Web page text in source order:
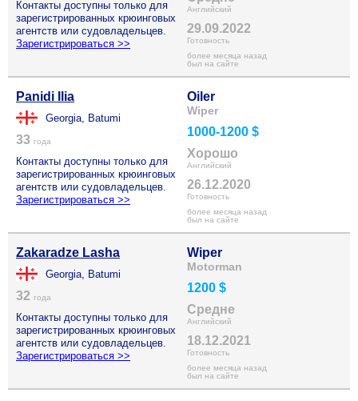
Контакты доступны только для
зарегистрированных крюинговых
агентств или судовладельцев.
Зарегистрироваться >>
Английский
29.09.2022
Готовность
более месяца назад
был на сайте
Panidi Ilia
Georgia, Batumi
33 года
Контакты доступны только для
зарегистрированных крюинговых
агентств или судовладельцев.
Зарегистрироваться >>
Oiler
Wiper
1000-1200 $
Хорошо
Английский
26.12.2020
Готовность
более месяца назад
был на сайте
Zakaradze Lasha
Georgia, Batumi
32 года
Контакты доступны только для
зарегистрированных крюинговых
агентств или судовладельцев.
Зарегистрироваться >>
Wiper
Motorman
1200 $
Средне
Английский
18.12.2021
Готовность
более месяца назад
был на сайте